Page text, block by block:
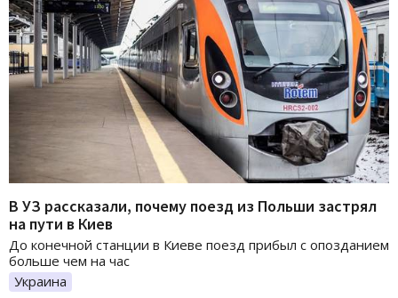
В УЗ рассказали, почему поезд из Польши застрял
на пути в Киев
До конечной станции в Киеве поезд прибыл с опозданием
больше чем на час
Украина